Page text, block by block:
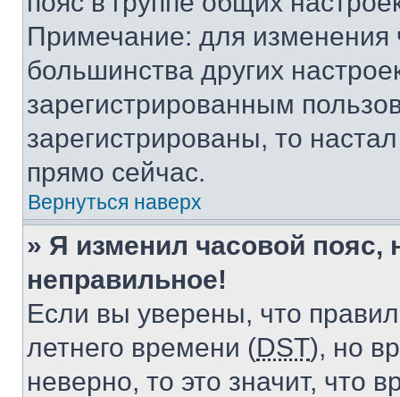
Примечание: для изменения
большинства других
зарегистрированным
зарегистрированы, то
прямо сейчас.
Вернуться наверх
» Я изменил часовой пояс,
неправильное!
Если вы уверены, что
летнего времени (DST), но
неверно, то это значит, что